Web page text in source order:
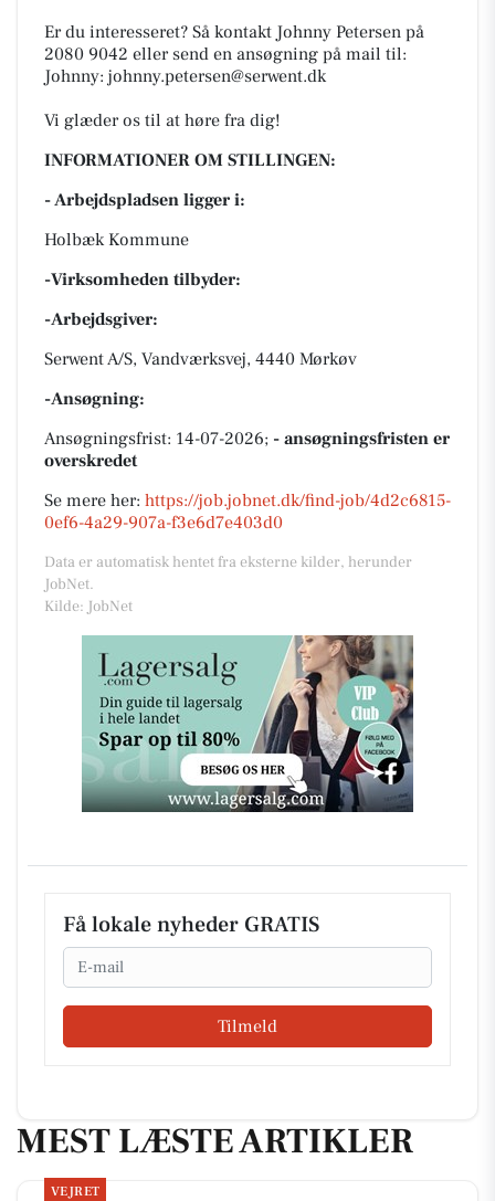
Er du interesseret? Så kontakt Johnny Petersen på
2080 9042 eller send en ansøgning på mail til:
Johnny: johnny.petersen@serwent.dk
Vi glæder os til at høre fra dig!
INFORMATIONER OM STILLINGEN:
- Arbejdspladsen ligger i:
Holbæk Kommune
-Virksomheden tilbyder:
-Arbejdsgiver:
Serwent A/S, Vandværksvej, 4440 Mørkøv
-Ansøgning:
Ansøgningsfrist: 14-07-2026; - ansøgningsfristen er
overskredet
Se mere her: https://job.jobnet.dk/find-job/4d2c6815-
0ef6-4a29-907a-f3e6d7e403d0
Data er automatisk hentet fra eksterne kilder, herunder
JobNet.
Kilde: JobNet
Få lokale nyheder GRATIS
Email
Tilmeld
MEST LÆSTE ARTIKLER
VEJRET